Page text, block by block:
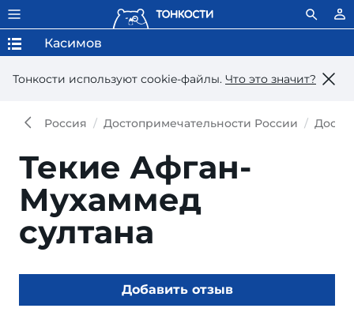
Тонкости используют сookie-файлы. Что это значит?
Касимов
Россия Достопримечательности России
Текие Афган-
Мухаммед
султана
Добавить отзыв